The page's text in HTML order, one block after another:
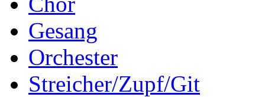
Gesang
Orchester
Streicher/Zupf/Git